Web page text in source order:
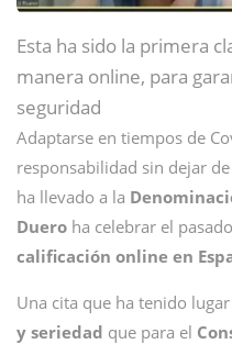
Esta ha sido la primera
manera online, para
seguridad
Adaptarse en tiempos de
responsabilidad sin dejar
ha llevado a la
Duero ha celebrar el
calificación online en
Una cita que ha tenido
y seriedad que para el